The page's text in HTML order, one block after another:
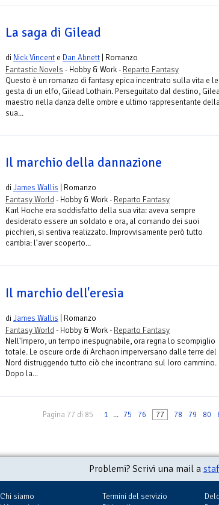
La saga di Gilead
di Nick Vincent e Dan Abnett | Romanzo
Fantastic Novels - Hobby & Work - Reparto Fantasy
Questo è un romanzo di fantasy epica incentrato sulla vita e le
gesta di un elfo, Gilead Lothain. Perseguitato dal destino,
maestro nella danza delle ombre e ultimo rappresentante
sua...
Il marchio della dannazione
diJames Wallis | Romanzo
Fantasy World- Hobby & Work - Reparto Fantasy
Karl Hoche era soddisfatto della sua vita: aveva sempre
desiderato essere un soldato e ora, al comando dei suoi
picchieri, si sentiva realizzato. Improvvisamente però tutto
cambia: l'aver scoperto...
Il marchio dell'eresia
diJames Wallis | Romanzo
Fantasy World- Hobby & Work - Reparto Fantasy
Nell'Impero, un tempo inespugnabile, ora regna lo scompiglio
totale. Le oscure orde di Archaon imperversano dalle terre del
Nord distruggendo tutto ciò che incontrano sul loro cammino.
Dopo la...
Pagina 77 di 85 1 ... 75 76 77 78 79 80
Problemi? Scrivi una mail a
Chi siamo
Termini del servizio